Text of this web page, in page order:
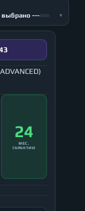
выбрано --- ▾
24
МЕС.
ГАРАНТИИ